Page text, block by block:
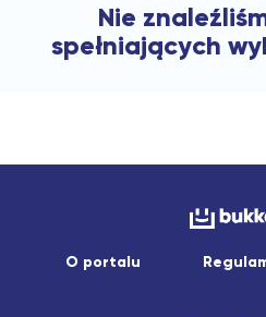
Nie
spełniających
O portalu